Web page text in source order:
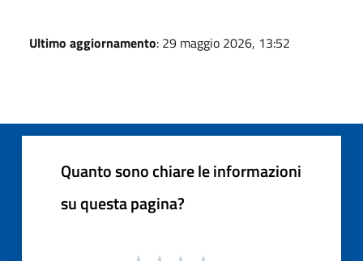
Ultimo aggiornamento: 29 maggio 2026, 13:52
Quanto sono chiare le informazioni
su questa pagina?